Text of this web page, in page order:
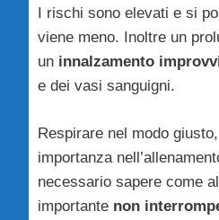
I rischi sono elevati e si
viene meno. Inoltre un
un innalzamento
e dei vasi sanguigni.
Respirare nel modo
importanza
necessario sapere come
importante non